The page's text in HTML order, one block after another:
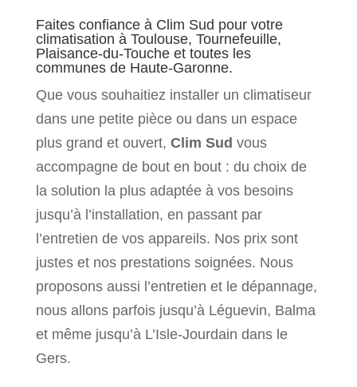
Faites confiance à Clim Sud pour votre
climatisation à Toulouse, Tournefeuille,
Plaisance-du-Touche et toutes les
communes de Haute-Garonne.
Que vous souhaitiez installer un climatiseur
dans une petite pièce ou dans un espace
plus grand et ouvert, Clim Sud vous
accompagne de bout en bout : du choix de
la solution la plus adaptée à vos besoins
jusqu’à l’installation, en passant par
l’entretien de vos appareils. Nos prix sont
justes et nos prestations soignées. Nous
proposons aussi l’entretien et le dépannage,
nous allons parfois jusqu’à Léguevin, Balma
et même jusqu’à L’Isle-Jourdain dans le
Gers.